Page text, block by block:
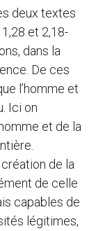
deux textes
1,28 et 2,18-
dans la
De ces
l’homme et
Ici on
et de la
de la
de celle
capables de
légitimes,